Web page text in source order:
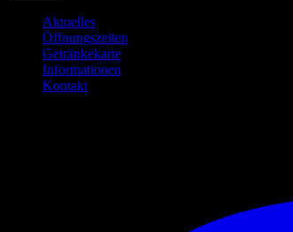
Aktuelles
Öffnungszeiten
Getränkekarte
Informationen
Kontakt